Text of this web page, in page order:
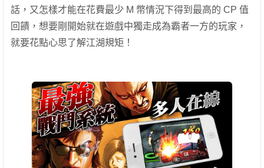
話，又怎樣才能在花費最少 M 幣情況下得到最高的 CP 值
回饋，想要剛開始就在遊戲中獨走成為霸者一方的玩家，
就要花點心思了解江湖規矩！